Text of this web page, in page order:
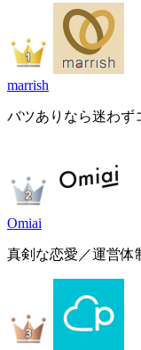
marrish
バツありなら迷わず
Omiai
真剣な恋愛／運営